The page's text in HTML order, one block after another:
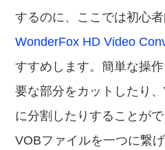
するのに、ここでは初心
WonderFox HD Video
すすめします。簡単な操
要な部分をカットしたり
に分割したりすることが
VOBファイルを一つに繋